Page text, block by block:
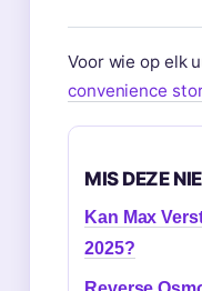
Voor wie op elk
convenience
MIS DEZE
Kan Max
2025?